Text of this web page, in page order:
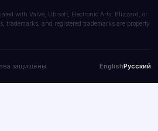
with Valve, Ubisoft, Electronic Arts, Blizzard, or
trademarks, and registered trademarks are property
защищены. EnglishРусский